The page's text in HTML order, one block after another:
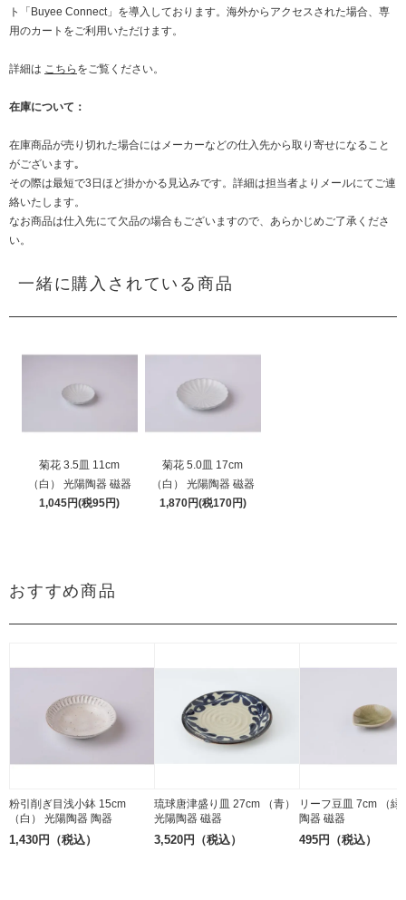
ト「Buyee Connect」を導入しております。海外からアクセスされた場合、専
用のカートをご利用いただけます。
詳細は こちら をご覧ください。
在庫について：
在庫商品が売り切れた場合にはメーカーなどの仕入先から取り寄せになること
がございます｡
その際は最短で3日ほど掛かかる見込みです。詳細は担当者よりメールにてご連
絡いたします。
なお商品は仕入先にて欠品の場合もございますので、あらかじめご了承くださ
い。
一緒に購入されている商品
菊花 3.5皿 11cm
（白） 光陽陶器 磁器
1,045円(税95円)
菊花 5.0皿 17cm
（白） 光陽陶器 磁器
1,870円(税170円)
おすすめ商品
粉引削ぎ目浅小鉢 15cm
（白） 光陽陶器 陶器
1,430円（税込）
琉球唐津盛り皿 27cm （青）
光陽陶器 磁器
3,520円（税込）
リーフ豆皿 7cm （緑
陶器 磁器
495円（税込）